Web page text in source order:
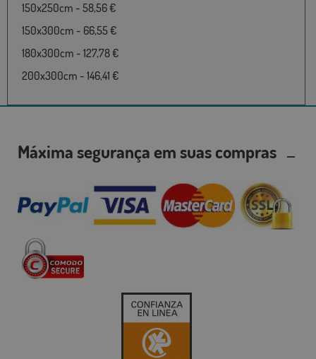
150x250cm - 58,56 €
150x300cm - 66,55 €
180x300cm - 127,78 €
200x300cm - 146,41 €
Máxima segurança em suas compras